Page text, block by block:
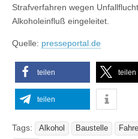
Strafverfahren wegen
Alkoholeinfluß eingeleitet.
Quelle: presseportal.de
teilen teilen
teilen
Tags: Alkohol Baustelle